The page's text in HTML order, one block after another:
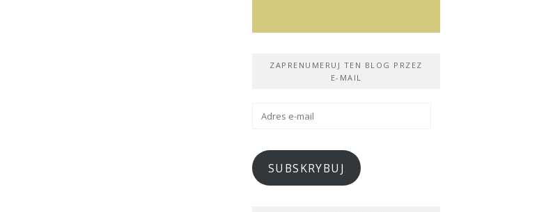
ZAPRENUMERUJ TEN BLOG PRZEZ
E-MAIL
Adres
SUBSKRYBUJ